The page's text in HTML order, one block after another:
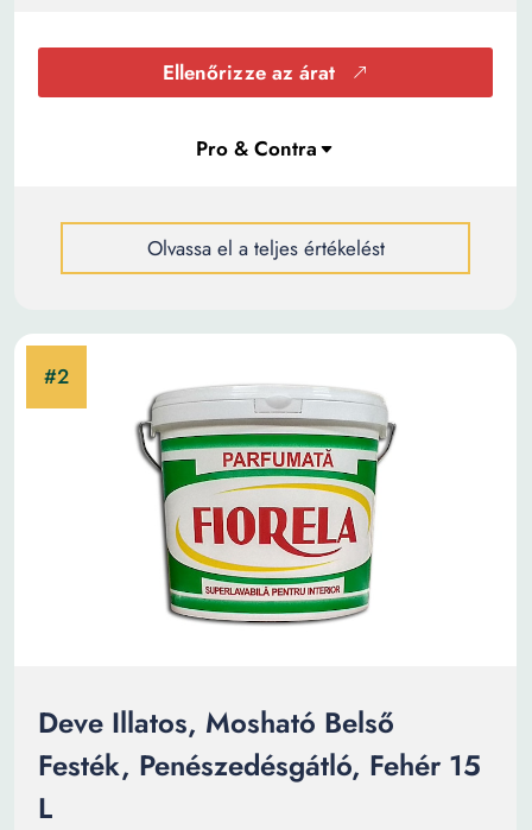
Ellenőrizze az árat
Olvassa el a teljes értékelést
Deve Illatos, Mosható Belső
Festék, Penészedésgátló, Fehér 15
L